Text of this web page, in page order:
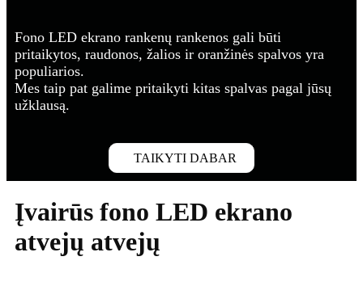
Fono LED ekrano rankenų rankenos gali būti
pritaikytos, raudonos, žalios ir oranžinės spalvos yra
populiarios.
Mes taip pat galime pritaikyti kitas spalvas pagal jūsų
užklausą.
TAIKYTI DABAR
Įvairūs fono LED ekrano
atvejų atvejų